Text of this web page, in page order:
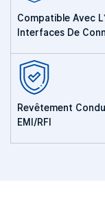
Compatible Avec
Interfaces De
Revêtement
EMI/RFI